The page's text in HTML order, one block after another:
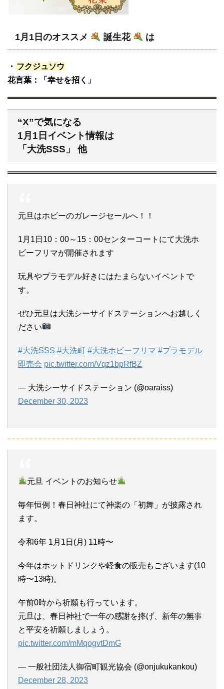
1月1日のオススメ 誕生花 は
・ フクジュソウ
花言葉：「幸せを招く」
“X”で気になる
1月1日イベント情報は
「大洗SSS」 他
元旦はホビーのガレージセールへ！！
1月1日10：00～15：00センターコートにて大洗ホ
ビーフリマが開催されます
玩具やプラモデル好きにはたまらないイベントで
す。
ぜひ元旦は大洗シーサイドステーションへお越しく
ださい
#大洗SSS #大洗町 #大洗ホビーフリマ #プラモデル
即売会 pic.twitter.com/Vqz1bpRfBZ
— 大洗シーサイドステーション (@oaraiss)
December 30, 2023
元旦 イベントのお知らせ
毎年恒例！春日神社にて神楽の「初舞」が披露され
ます。
令和6年 1月1日(月) 11時〜
今年はホットドリンクや軽食の販売もございます(10
時〜13時)。
午前0時から祈願も行っています。
元旦は、春日神社で一年の感謝を捧げ、新年の無事
と平安を祈願しましょう。
pic.twitter.com/mMqogvtDmG
— 一般社団法人御宿町観光協会 (@onjukukankou)
December 28, 2023